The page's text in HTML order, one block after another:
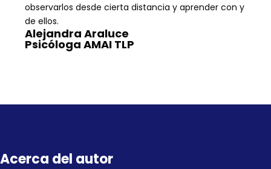
observarlos desde cierta distancia y aprender con y
de ellos.
Alejandra Araluce
Psicóloga AMAI TLP
Acerca del autor